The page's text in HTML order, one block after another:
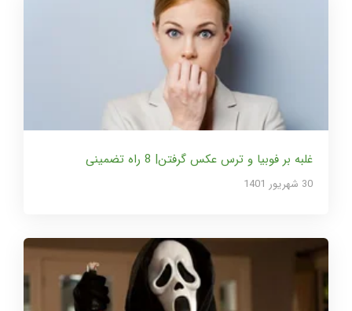
غلبه بر فوبیا و ترس عکس گرفتن| 8 راه تضمینی
30 شهریور 1401